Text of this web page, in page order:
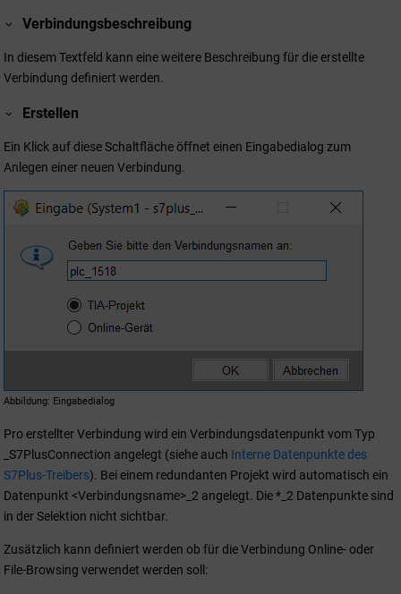
Verbindungsbeschreibung
In diesem Textfeld kann eine weitere Beschreibung für die erstellte
Verbindung definiert werden.
Erstellen
Ein Klick auf diese Schaltfläche öffnet einen Eingabedialog zum
Anlegen einer neuen Verbindung.
Abbildung Eingabedialog
Pro erstellter Verbindung wird ein Verbindungsdatenpunkt vom Typ
_S7PlusConnection angelegt (siehe auch Interne Datenpunkte des
S7Plus-Treibers). Bei einem redundanten Projekt wird automatisch ein
Datenpunkt <Verbindungsname>_2 angelegt. Die *_2 Datenpunkte sind
in der Selektion nicht sichtbar.
Zusätzlich kann definiert werden ob für die Verbindung Online- oder
File-Browsing verwendet werden soll: